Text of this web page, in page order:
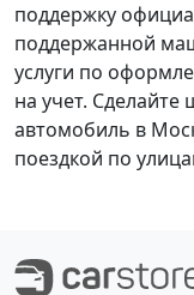
поддержку
поддержанной
услуги по
на учет. Сделайте
автомобиль в
поездкой по